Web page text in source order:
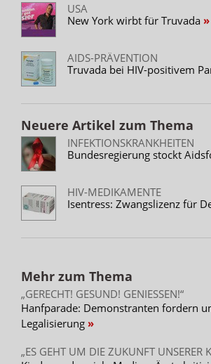
USA
New York wirbt für Truvada
AIDS-PRÄVENTION
Truvada bei HIV-positivem
Neuere Artikel zum Thema
INFEKTIONSKRANKHEITEN
Bundesregierung stockt
HIV-MEDIKAMENTE
Isentress: Zwangslizenz für
Mehr zum Thema
„GERECHT! GESUND! GENIESSEN!“
Hanfparade: Demonstranten fordern
Legalisierung
„ES GEHT UM DIE ZUKUNFT UNSERER